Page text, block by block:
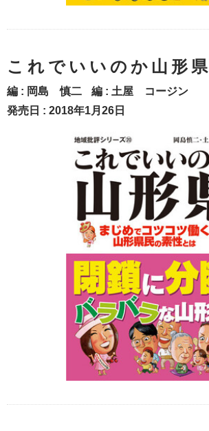
これでいいのか山形県
編 : 岡島 慎二 編 : 土屋 コージン
発売日 : 2018年1月26日